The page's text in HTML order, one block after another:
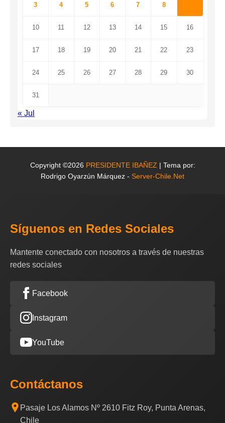
3 4 5 6 7 8
10 11 12 13 14 15 16
17 18 19 20 21 22 23
24 25 26 27 28 29 30
31
« Jul
Copyright ©2026 PRESIDENTE IBAÑEZ | Tema por:
Rodrigo Oyarzún Márquez - Server-Chile.Net
Síguenos en Redes Sociales
Mantente conectado con nosotros a través de nuestras
redes sociales
Facebook
Instagram
YouTube
Contáctanos
Pasaje Los Alamos Nº 2610 Fitz Roy, Punta Arenas,
Chile